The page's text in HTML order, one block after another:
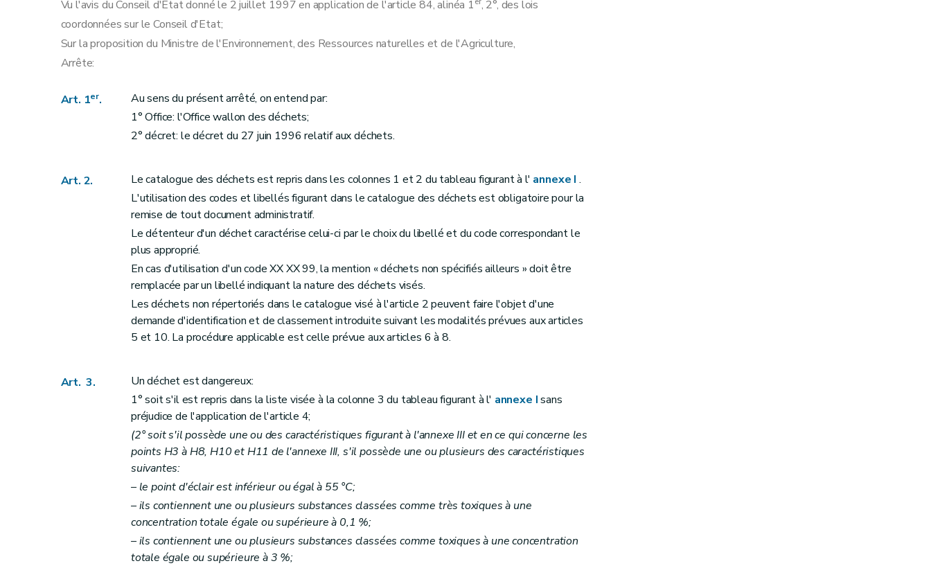
Vu l'avis du Conseil d'Etat donné le 2 juillet 1997 en application de l'article 84, alinéa 1 , 2°, des lois
coordonnées sur le Conseil d'Etat;
Sur la proposition du Ministre de l'Environnement, des Ressources naturelles et de l'Agriculture,
Arrête:
Art. 1er.
Au sens du présent arrêté, on entend par:
1° Office: l'Office wallon des déchets;
2° décret: le décret du 27 juin 1996 relatif aux déchets.
Art. 2. Le catalogue des déchets est repris dans les colonnes 1 et 2 du tableau figurant à l' annexe I .
L'utilisation des codes et libellés figurant dans le catalogue des déchets est obligatoire pour la
remise de tout document administratif.
Le détenteur d'un déchet caractérise celui-ci par le choix du libellé et du code correspondant le
plus approprié.
En cas d'utilisation d'un code XX XX 99, la mention « déchets non spécifiés ailleurs » doit être
remplacée par un libellé indiquant la nature des déchets visés.
Les déchets non répertoriés dans le catalogue visé à l'article 2 peuvent faire l'objet d'une
demande d'identification et de classement introduite suivant les modalités prévues aux articles
5 et 10. La procédure applicable est celle prévue aux articles 6 à 8.
Art. 3.
Un déchet est dangereux:
1° soit s'il est repris dans la liste visée à la colonne 3 du tableau figurant à l' annexe Isans
préjudice de l'application de l'article 4;
(2° soit s'il possède une ou des caractéristiques figurant à l'annexe III et en ce qui concerne les
points H3 à H8, H10 et H11 de l'annexe III, s'il possède une ou plusieurs des caractéristiques
suivantes:
– le point d'éclair est inférieur ou égal à 55 °C;
– ils contiennent une ou plusieurs substances classées comme très toxiques à une
concentration totale égale ou supérieure à 0,1 %;
– ils contiennent une ou plusieurs substances classées comme toxiques à une concentration
totale égale ou supérieure à 3 %;